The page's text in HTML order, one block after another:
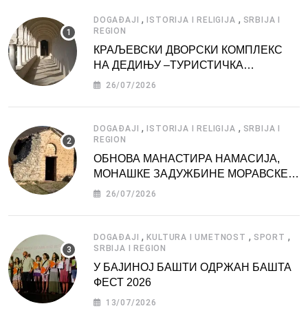
DOGAĐAJI , ISTORIJA I RELIGIJA , SRBIJA I
REGION
КРАЉЕВСКИ ДВОРСКИ КОМПЛЕКС
НА ДЕДИЊУ –ТУРИСТИЧКА
АТРАКЦИЈА
26/07/2026
DOGAĐAJI , ISTORIJA I RELIGIJA , SRBIJA I
REGION
ОБНОВА МАНАСТИРА НАМАСИЈА,
МОНАШКЕ ЗАДУЖБИНЕ МОРАВСКЕ
СРБИЈЕ
26/07/2026
DOGAĐAJI ,KULTURA I UMETNOST , SPORT ,
SRBIJA I REGION
У БАЈИНОЈ БАШТИ ОДРЖАН БАШТА
ФЕСТ 2026
13/07/2026